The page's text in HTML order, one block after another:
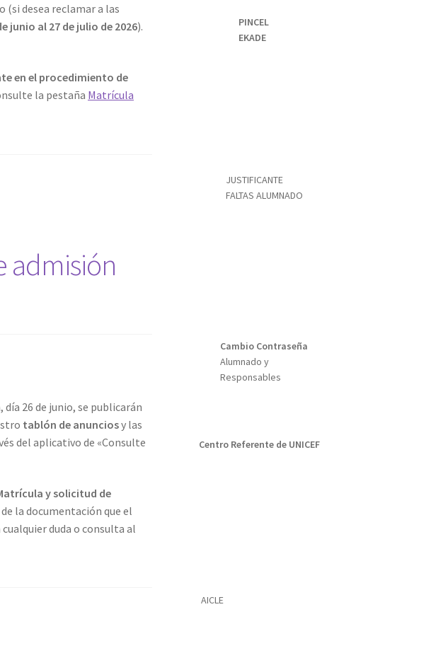
desea reclamar a las
junio al 27 de julio de 2026).
en el procedimiento de
la pestaña Matrícula
admisión
día 26 de junio, se publicarán
tablón de anunciosy las
del aplicativo de «Consulte
y solicitud de
la documentación que el
cualquier duda o consulta al
PINCEL
EKADE
JUSTIFICANTE
FALTAS ALUMNADO
Cambio Contraseña
Alumnado y
Responsables
Centro Referente de UNICEF
AICLE